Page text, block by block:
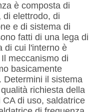
è composta di
di elettrodo, di
e di sistema di
fatti di una lega di
di cui l'interno è
meccanismo di
basicamente
Determini il sistema
richiesta della
di uso, saldatrice